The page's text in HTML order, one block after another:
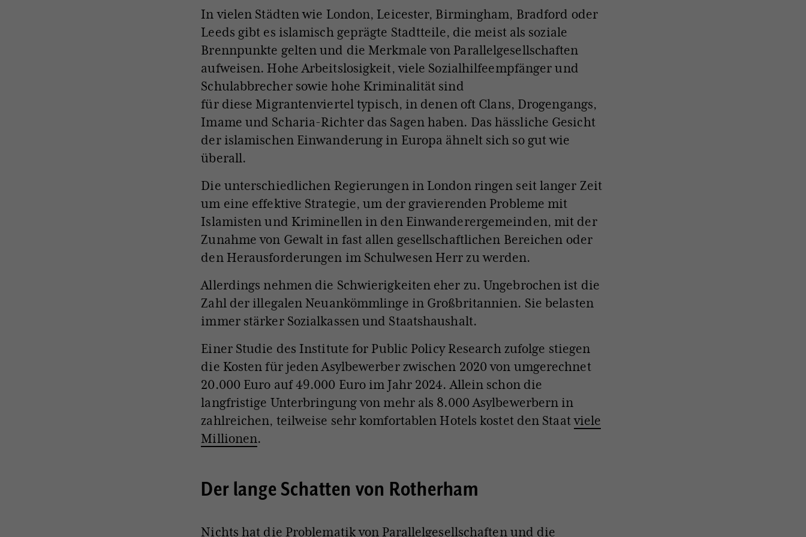
In vielen Städten wie London, Leicester, Birmingham, Bradford oder
Leeds gibt es islamisch geprägte Stadtteile, die meist als soziale
Brennpunkte gelten und die Merkmale von Parallelgesellschaften
aufweisen. Hohe Arbeitslosigkeit, viele Sozialhilfeempfänger und
Schulabbrecher sowie hohe Kriminalität sind
für diese Migrantenviertel typisch, in denen oft Clans, Drogengangs,
Imame und Scharia-Richter das Sagen haben. Das hässliche Gesicht
der islamischen Einwanderung in Europa ähnelt sich so gut wie
überall.
Die unterschiedlichen Regierungen in London ringen seit langer Zeit
um eine effektive Strategie, um der gravierenden Probleme mit
Islamisten und Kriminellen in den Einwanderergemeinden, mit der
Zunahme von Gewalt in fast allen gesellschaftlichen Bereichen oder
den Herausforderungen im Schulwesen Herr zu werden.
Allerdings nehmen die Schwierigkeiten eher zu. Ungebrochen ist die
Zahl der illegalen Neuankömmlinge in Großbritannien. Sie belasten
immer stärker Sozialkassen und Staatshaushalt.
Einer Studie des Institute for Public Policy Research zufolge stiegen
die Kosten für jeden Asylbewerber zwischen 2020 von umgerechnet
20.000 Euro auf 49.000 Euro im Jahr 2024. Allein schon die
langfristige Unterbringung von mehr als 8.000 Asylbewerbern in
zahlreichen, teilweise sehr komfortablen Hotels kostet den Staatviele
Millionen.
Der lange Schatten von Rotherham
Nichts hat die Problematik von Parallelgesellschaften und die